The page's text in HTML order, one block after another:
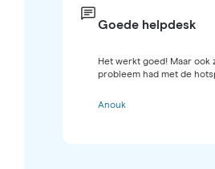
Goede helpdesk
Het werkt goed! Maar ook
probleem had met de
Anouk